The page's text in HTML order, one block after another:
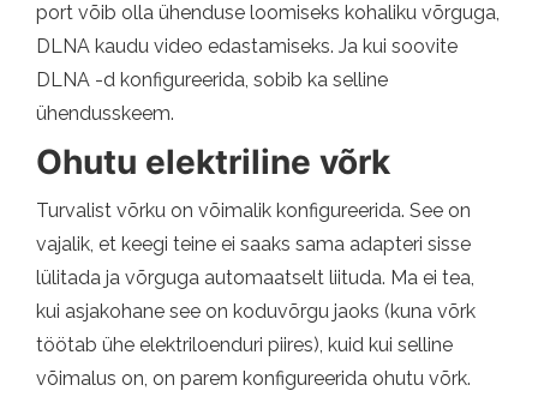
port võib olla ühenduse loomiseks kohaliku võrguga,
DLNA kaudu video edastamiseks. Ja kui soovite
DLNA -d konfigureerida, sobib ka selline
ühendusskeem.
Ohutu elektriline võrk
Turvalist võrku on võimalik konfigureerida. See on
vajalik, et keegi teine ​​ei saaks sama adapteri sisse
lülitada ja võrguga automaatselt liituda. Ma ei tea,
kui asjakohane see on koduvõrgu jaoks (kuna võrk
töötab ühe elektriloenduri piires), kuid kui selline
võimalus on, on parem konfigureerida ohutu võrk.